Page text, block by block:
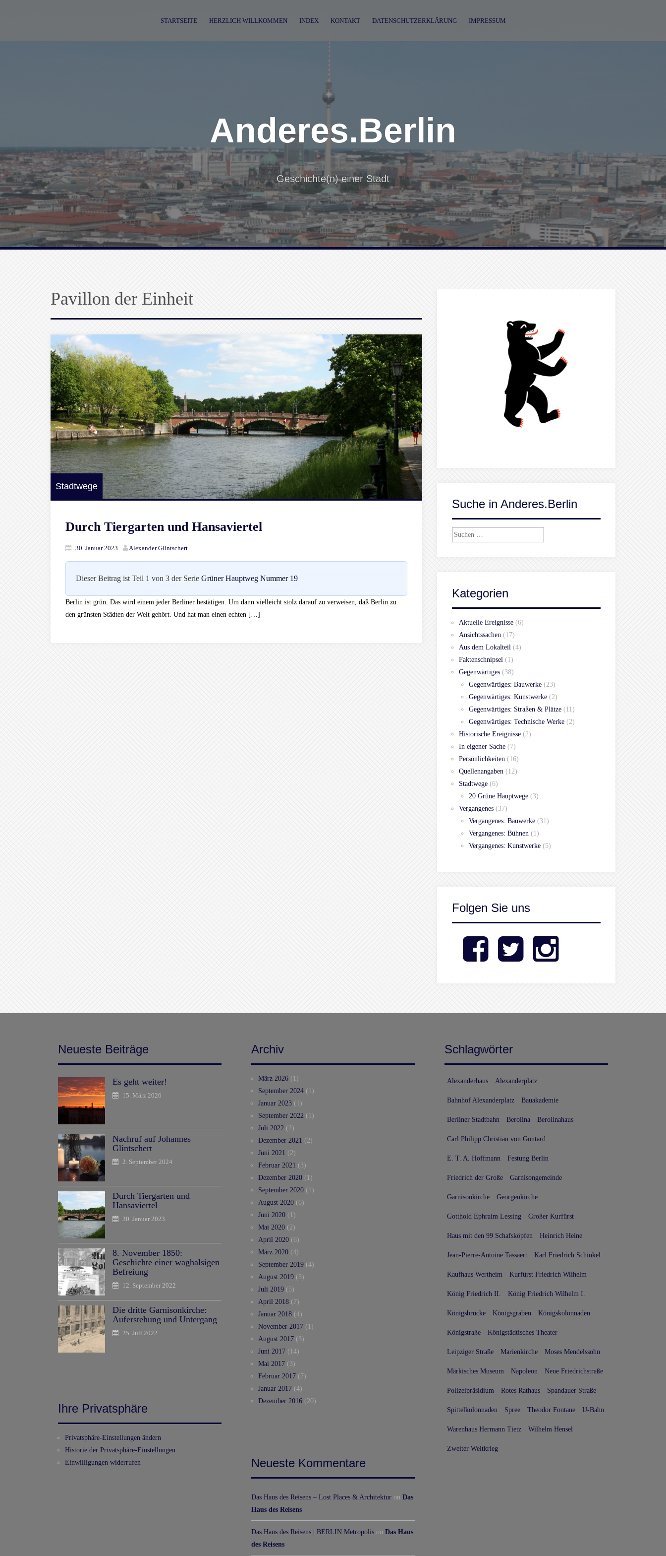
STARTSEITE HERZLICH WILLKOMMEN INDEX KONTAKT DATENSCHUTZERKLÄRUNG IMPRESSUM
Anderes.Berlin
Geschichte(n) einer Stadt
Pavillon der Einheit
Stadtwege
Durch Tiergarten und Hansaviertel
30. Januar 2023 Alexander Glintschert
Dieser Beitrag ist Teil 1 von 3 der Serie Grüner Hauptweg Nummer 19
Berlin ist grün. Das wird einem jeder Berliner bestätigen. Um dann vielleicht stolz darauf zu verweisen, daß Berlin zu
den grünsten Städten der Welt gehört. Und hat man einen echten […]
Suche in Anderes.Berlin
Suchen
Kategorien
Aktuelle Ereignisse (6)
Ansichtssachen (17)
Aus dem Lokalteil (4)
Faktenschnipsel (1)
Gegenwärtiges (38)
Gegenwärtiges: Bauwerke (23)
Gegenwärtiges: Kunstwerke (2)
Gegenwärtiges: Straßen & Plätze (11)
Gegenwärtiges: Technische Werke (2)
Historische Ereignisse (2)
In eigener Sache (7)
Persönlichkeiten (16)
Quellenangaben (12)
Stadtwege (6)
20 Grüne Hauptwege (3)
Vergangenes (37)
Vergangenes: Bauwerke (31)
Vergangenes: Bühnen (1)
Vergangenes: Kunstwerke (5)
Folgen Sie uns
Facebook Twitter Instagram
Neueste Beiträge
Es geht weiter!
15. März 2026
Nachruf auf Johannes
Glintschert
2. September 2024
Durch Tiergarten und
Hansaviertel
30. Januar 2023
8. November 1850:
Geschichte einer waghalsigen
Befreiung
12. September 2022
Die dritte Garnisonkirche:
Auferstehung und Untergang
25. Juli 2022
Ihre Privatsphäre
Privatsphäre-Einstellungen ändern
Historie der Privatsphäre-Einstellungen
Einwilligungen widerrufen
Archiv
März 2026 (1)
September 2024 (1)
Januar 2023 (1)
September 2022 (1)
Juli 2022 (2)
Dezember 2021 (2)
Juni 2021 (2)
Februar 2021 (3)
Dezember 2020 (1)
September 2020 (1)
August 2020 (6)
Juni 2020 (1)
Mai 2020 (2)
April 2020 (6)
März 2020 (4)
September 2019 (4)
August 2019 (3)
Juli 2019 (5)
April 2018 (7)
Januar 2018 (4)
November 2017 (1)
August 2017 (3)
Juni 2017 (14)
Mai 2017 (3)
Februar 2017 (7)
Januar 2017 (4)
Dezember 2016 (20)
Neueste Kommentare
Das Haus des Reisens – Lost Places & Architektur on Das
Haus des Reisens
Das Haus des Reisens | BERLIN Metropolis on Das Haus
des Reisens
Schlagwörter
Alexanderhaus Alexanderplatz
Bahnhof Alexanderplatz Bauakademie
Berliner Stadtbahn Berolina Berolinahaus
Carl Philipp Christian von Gontard
E. T. A. Hoffmann Festung Berlin
Friedrich der Große Garnisongemeinde
Garnisonkirche Georgenkirche
Gotthold Ephraim Lessing Großer Kurfürst
Haus mit den 99 Schafsköpfen Heinrich Heine
Jean-Pierre-Antoine Tassaert Karl Friedrich Schinkel
Kaufhaus Wertheim Kurfürst Friedrich Wilhelm
König Friedrich II. König Friedrich Wilhelm I.
Königsbrücke Königsgraben Königskolonnaden
Königstraße Königstädtisches Theater
Leipziger Straße Marienkirche Moses Mendelssohn
Märkisches Museum Napoleon Neue Friedrichstraße
Polizeipräsidium Rotes Rathaus Spandauer Straße
Spittelkolonnaden Spree Theodor Fontane U-Bahn
Warenhaus Hermann Tietz Wilhelm Hensel
Zweiter Weltkrieg